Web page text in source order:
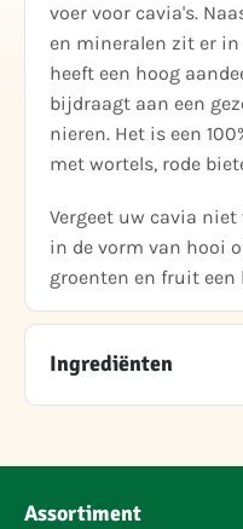
voer voor cavia's.
en mineralen zit er
heeft een hoog
bijdraagt aan een
nieren. Het is een
met wortels, rode
Vergeet uw cavia
in de vorm van hooi
groenten en fruit een
Ingrediënten
Assortiment